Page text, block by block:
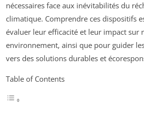
nécessaires face aux inévitabilités du
climatique. Comprendre ces dispositifs
évaluer leur efficacité et leur impact sur
environnement, ainsi que pour guider
vers des solutions durables et
Table of Contents